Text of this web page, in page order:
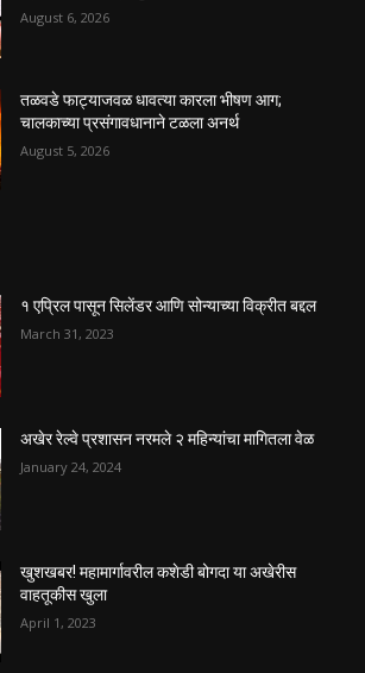
August 6, 2026
तळवडे फाट्याजवळ धावत्या कारला भीषण आग;
चालकाच्या प्रसंगावधानाने टळला अनर्थ
August 5, 2026
१ एप्रिल पासून सिलेंडर आणि सोन्याच्या विक्रीत बद्दल
March 31, 2023
अखेर रेल्वे प्रशासन नरमले २ महिन्यांचा मागितला वेळ
January 24, 2024
खुशखबर! महामार्गावरील कशेडी बोगदा या अखेरीस
वाहतूकीस खुला
April 1, 2023